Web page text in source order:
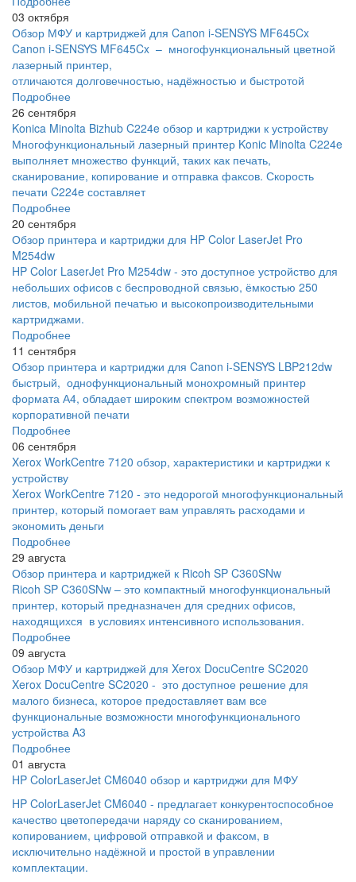
03 октября
Обзор МФУ и картриджей для Canon i-SENSYS MF645Cx
Canon i-SENSYS MF645Cx – многофункциональный цветной
лазерный принтер,
отличаются долговечностью, надёжностью и быстротой
Подробнее
26 сентября
Konica Minolta Bizhub C224e обзор и картриджи к устройству
Многофункциональный лазерный принтер Konic Minolta C224e
выполняет множество функций, таких как печать,
сканирование, копирование и отправка факсов. Скорость
печати C224e составляет
Подробнее
20 сентября
Обзор принтера и картриджи для HP Color LaserJet Pro
M254dw
HP Color LaserJet Pro M254dw - это доступное устройство для
небольших офисов с беспроводной связью, ёмкостью 250
листов, мобильной печатью и высокопроизводительными
картриджами.
Подробнее
11 сентября
Обзор принтера и картриджи для Canon i-SENSYS LBP212dw
быстрый, однофункциональный монохромный принтер
формата А4, обладает широким спектром возможностей
корпоративной печати
Подробнее
06 сентября
Xerox WorkCentre 7120 обзор, характеристики и картриджи к
устройству
Xerox WorkCentre 7120 - это недорогой многофункциональный
принтер, который помогает вам управлять расходами и
экономить деньги
Подробнее
29 августа
Обзор принтера и картриджей к Ricoh SP C360SNw
Ricoh SP C360SNw – это компактный многофункциональный
принтер, который предназначен для средних офисов,
находящихся в условиях интенсивного использования.
Подробнее
09 августа
Обзор МФУ и картриджей для Xerox DocuCentre SC2020
Xerox DocuCentre SC2020 - это доступное решение для
малого бизнеса, которое предоставляет вам все
функциональные возможности многофункционального
устройства A3
Подробнее
01 августа
HP ColorLaserJet CM6040 обзор и картриджи для МФУ
HP ColorLaserJet CM6040 - предлагает конкурентоспособное
качество цветопередачи наряду со сканированием,
копированием, цифровой отправкой и факсом, в
исключительно надёжной и простой в управлении
комплектации.